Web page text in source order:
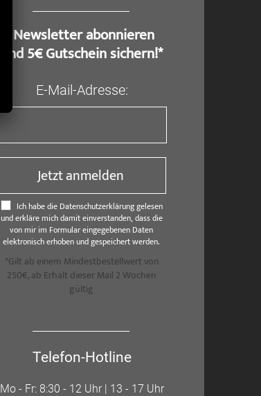
​ Newsletter abonnieren
und 5€ Gutschein sichern!*
E-Mail-Adresse:
Jetzt anmelden
Ich habe die Datenschutzerklärung gelesen
und erkläre mich damit einverstanden, dass die
von mir im Formular eingegebenen Daten
elektronisch erhoben und gespeichert werden.
*Gilt ab einem Mindestbestellwert von
250€, ab Erhalt dieser Mail 2 Wochen
gültig
Telefon-Hotline
Mo - Fr: 8:30 - 12 Uhr | 13 - 17 Uhr